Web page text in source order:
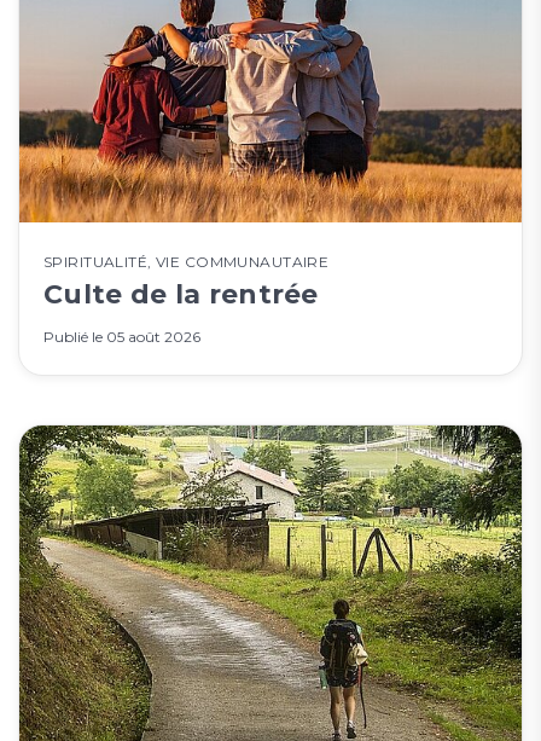
SPIRITUALITÉ ,VIE COMMUNAUTAIRE
Culte de la rentrée
Publié le 05 août 2026